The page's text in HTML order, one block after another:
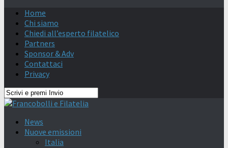
Home
Chi siamo
Chiedi all’esperto filatelico
Partners
Sponsor & Adv
Contattaci
Privacy
News
Nuove emissioni
Italia